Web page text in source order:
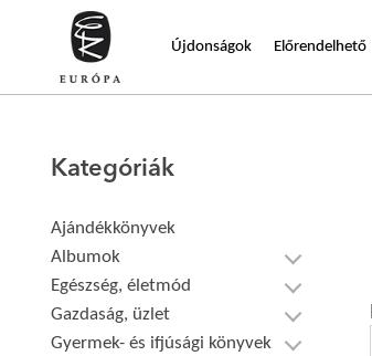
Újdonságok Előrendelhető
Kategóriák
Ajándékkönyvek
Albumok
Egészség, életmód
Gazdaság, üzlet
Gyermek- és ifjúsági könyvek